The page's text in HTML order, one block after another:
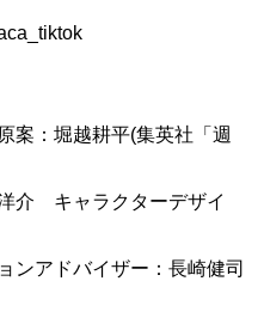
案：堀越耕平(集英社「週
介 キャラクターデザイ
アドバイザー：長崎健司